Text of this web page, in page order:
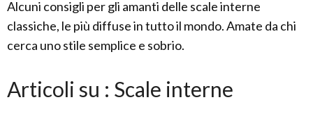
Alcuni consigli per gli amanti delle scale interne
classiche, le più diffuse in tutto il mondo. Amate da chi
cerca uno stile semplice e sobrio.
Articoli su : Scale interne